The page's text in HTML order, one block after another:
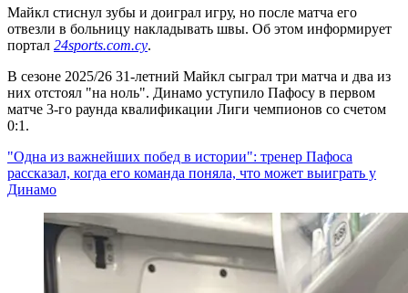
Майкл стиснул зубы и доиграл игру, но после матча его
отвезли в больницу накладывать швы. Об этом информирует
портал 24sports.com.cy.
В сезоне 2025/26 31-летний Майкл сыграл три матча и два из
них отстоял "на ноль". Динамо уступило Пафосу в первом
матче 3-го раунда квалификации Лиги чемпионов со счетом
0:1.
"Одна из важнейших побед в истории": тренер Пафоса
рассказал, когда его команда поняла, что может выиграть у
Динамо